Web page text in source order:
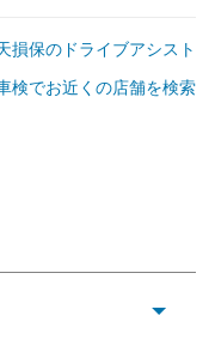
の目安
損保のドライブアシスト
検でお近くの店舗を検索